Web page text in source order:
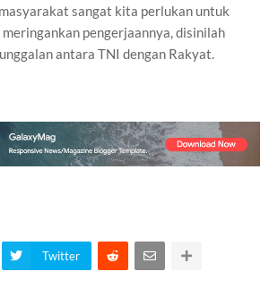
sangat kita perlukan untuk
pengerjaannya, disinilah
antara TNI dengan Rakyat.
Twitter